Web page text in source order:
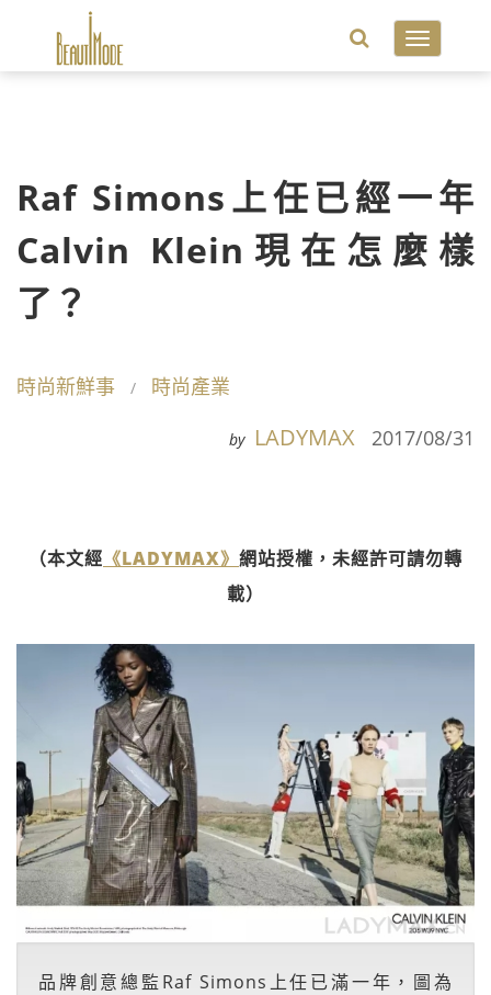
Toggle
Raf Simons上任已經一年
Calvin Klein現在怎麼樣
了？
時尚新鮮事 時尚產業
by LADYMAX 2017/08/31
（本文經 《LADYMAX》 網站授權，未經許可請勿轉
載）
品牌創意總監Raf Simons上任已滿一年，圖為